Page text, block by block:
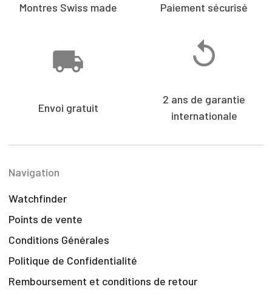
Montres Swiss made Paiement sécurisé
Envoi gratuit
2 ans de garantie
internationale
Navigation
Watchfinder
Points de vente
Conditions Générales
Politique de Confidentialité
Remboursement et conditions de retour